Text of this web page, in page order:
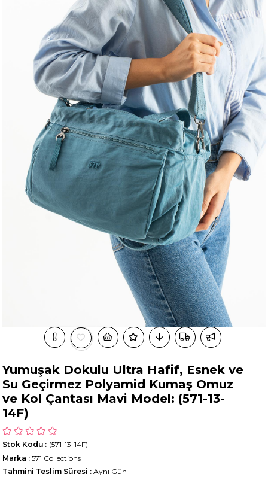
Yumuşak Dokulu Ultra Hafif, Esnek ve
Su Geçirmez Polyamid Kumaş Omuz
ve Kol Çantası Mavi Model: (571-13-
14F)
(571-13-14F)
Stok Kodu
Marka : 571 Collections
Tahmini Teslim Süresi : Aynı Gün